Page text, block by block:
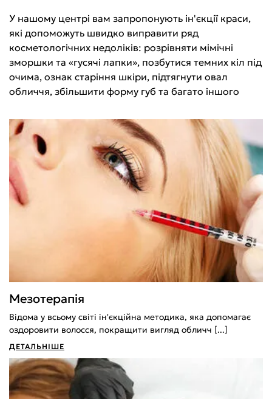
У нашому центрі вам запропонують ін'єкції краси,
які допоможуть швидко виправити ряд
косметологічних недоліків: розрівняти мімічні
зморшки та «гусячі лапки», позбутися темних кіл під
очима, ознак старіння шкіри, підтягнути овал
обличчя, збільшити форму губ та багато іншого
Мезотерапія
Відома у всьому світі ін'єкційна методика, яка допомагає
оздоровити волосся, покращити вигляд обличч [...]
ДЕТАЛЬНІШЕ